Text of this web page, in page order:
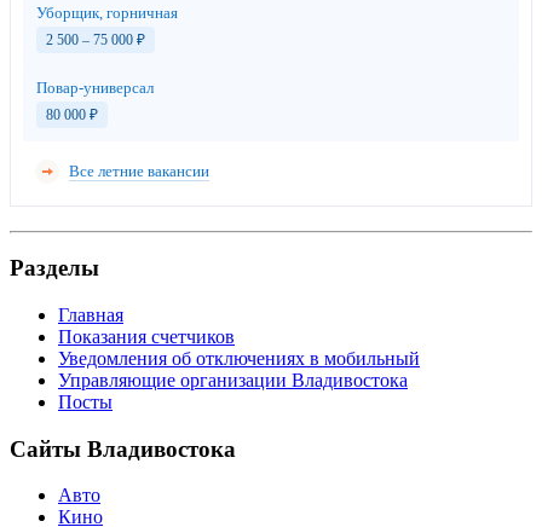
Уборщик, горничная
2 500 – 75 000 ₽
Повар-универсал
80 000 ₽
Все летние вакансии
Разделы
Главная
Показания счетчиков
Уведомления об отключениях в мобильный
Управляющие организации Владивостока
Посты
Сайты Владивостока
Авто
Кино